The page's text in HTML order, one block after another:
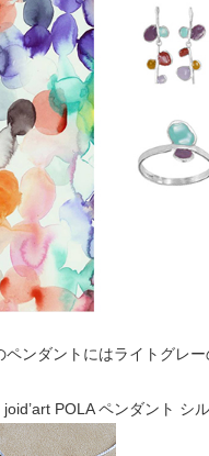
ペンダントにはライトグレ
POLA ペンダント シ